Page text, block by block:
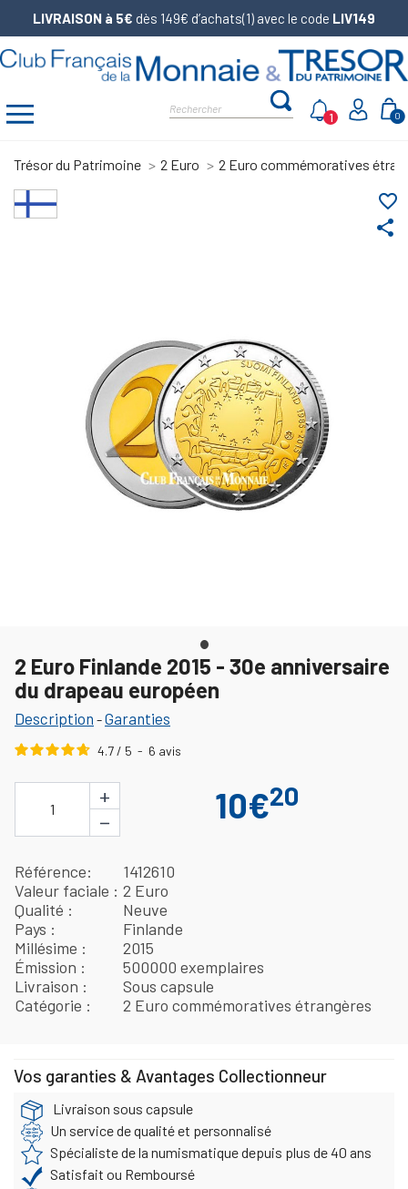
LIVRAISON à 5€ dès 149€ d’achats(1) avec le code LIV149
0
1
Trésor du Patrimoine 2 Euro 2 Euro commémoratives
share
favorite_border
2 Euro Finlande 2015 - 30e anniversaire
du drapeau européen
Description -Garanties
4.7/ 5 - 6 avis
1
+
−
10€20
Référence
1412610
Valeur faciale
2 Euro
Qualité
Neuve
Pays
Finlande
Millésime
2015
Émission
500000 exemplaires
Livraison
Sous capsule
Catégorie
2 Euro commémoratives étrangères
Vos garanties & Avantages Collectionneur
Livraison sous capsule
Un service de qualité et personnalisé
Spécialiste de la numismatique depuis plus de 40 ans
Satisfait ou Remboursé